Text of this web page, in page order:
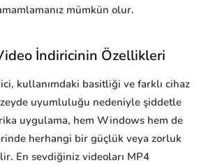
mümkün olur.
İndiricinin Özellikleri
kullanımdaki basitliği ve farklı cihaz
uyumluluğu nedeniyle şiddetle
uygulama, hem Windows hem de
herhangi bir güçlük veya zorluk
En sevdiğiniz videoları MP4